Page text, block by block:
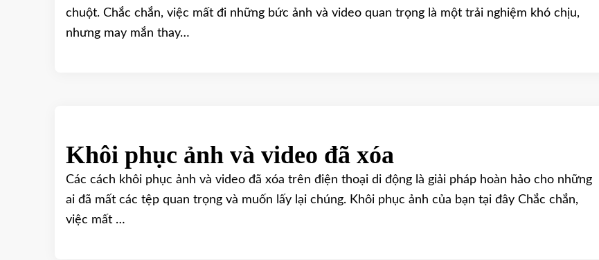
chuột. Chắc chắn, việc mất đi những bức ảnh và video quan trọng là một trải nghiệm khó chịu,
nhưng may mắn thay…
Khôi phục ảnh và video đã xóa
Các cách khôi phục ảnh và video đã xóa trên điện thoại di động là giải pháp hoàn hảo cho những
ai đã mất các tệp quan trọng và muốn lấy lại chúng. Khôi phục ảnh của bạn tại đây Chắc chắn,
việc mất …